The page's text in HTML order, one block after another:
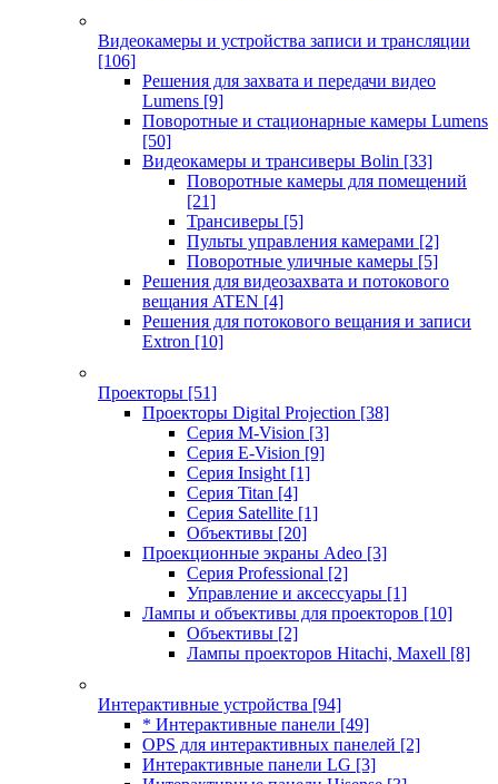
Видеокамеры и устройства записи и трансляции
[106]
Решения для захвата и передачи видео
Lumens [9]
Поворотные и стационарные камеры Lumens
[50]
Видеокамеры и трансиверы Bolin [33]
Поворотные камеры для помещений
[21]
Трансиверы [5]
Пульты управления камерами [2]
Поворотные уличные камеры [5]
Решения для видеозахвата и потокового
вещания ATEN [4]
Решения для потокового вещания и записи
Extron [10]
Проекторы [51]
Проекторы Digital Projection [38]
Серия M-Vision [3]
Серия E-Vision [9]
Серия Insight [1]
Серия Titan [4]
Серия Satellite [1]
Объективы [20]
Проекционные экраны Adeo [3]
Серия Professional [2]
Управление и аксессуары [1]
Лампы и объективы для проекторов [10]
Объективы [2]
Лампы проекторов Hitachi, Maxell [8]
Интерактивные устройства [94]
* Интерактивные панели [49]
OPS для интерактивных панелей [2]
Интерактивные панели LG [3]